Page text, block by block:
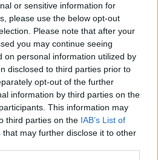
or sensitive information for
please use the below opt-out
Please note that after your
you may continue seeing
on personal information utilized by
disclosed to third parties prior to
opt-out of the further
information by third parties on the
This information may
third parties on the IAB’s List of
that may further disclose it to other
vannak, mivel a minket
"kedvesnek" nekünk
is. Én egy erős,
nem központosított,
Európát szeretnék,
az Usa és izrael helyett
Oroszország és Japán.
vannak)